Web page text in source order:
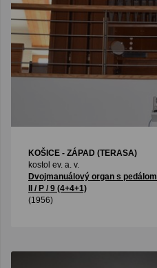
KOŠICE - ZÁPAD (TERASA)
kostol ev. a. v.
Dvojmanuálový organ s pedálom
II / P / 9 (4+4+1)
(1956)